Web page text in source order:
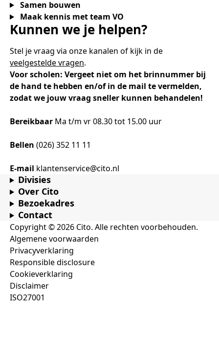
Samen bouwen
Maak kennis met team VO
Kunnen we je helpen?
Stel je vraag via onze kanalen of kijk in de
veelgestelde vragen.
Voor scholen: Vergeet niet om het brinnummer bij
de hand te hebben en/of in de mail te vermelden,
zodat we jouw vraag sneller kunnen behandelen!
Bereikbaar Ma t/m vr 08.30 tot 15.00 uur
Bellen (026) 352 11 11
E-mail klantenservice@cito.nl
Divisies
Over Cito
Bezoekadres
Contact
Copyright © 2026 Cito. Alle rechten voorbehouden.
Algemene voorwaarden
Privacyverklaring
Responsible disclosure
Cookieverklaring
Disclaimer
ISO27001